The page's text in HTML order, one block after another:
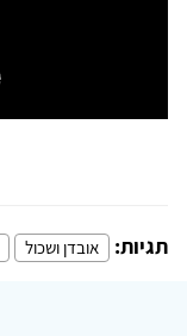
תגיות: אובדן ושכול